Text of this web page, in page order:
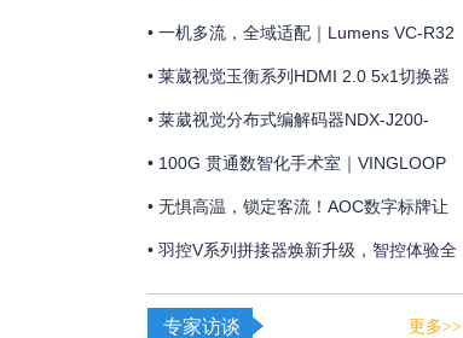
稳定可靠的网络连接
展和维护方便
• 一机多流，全域适配｜Lumens VC-R32
摄像机全新上市
• 莱葳视觉玉衡系列HDMI 2.0 5x1切换器
支持4K@60Hz 4:4:4分辨率及18Gbps视
频带宽
• 莱葳视觉分布式编解码器NDX-J200-
ENC助您实现画质同步
• 100G 贯通数智化手术室｜VINGLOOP
构建 OR over IP 网络底座
• 无惧高温，锁定客流！AOC数字标牌让
夏日线下经济突破“屏”障！
• 羽控V系列拼接器焕新升级，智控体验全
面跃升！
专家访谈 更多>>